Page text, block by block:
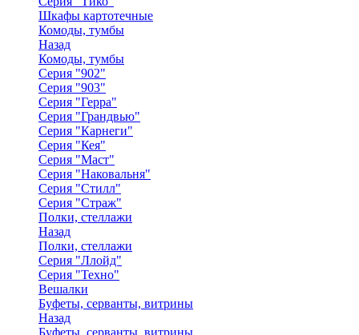
Шкафы картотечные
Комоды, тумбы
Назад
Комоды, тумбы
Серия "902"
Серия "903"
Серия "Герра"
Серия "Грандвью"
Серия "Карнеги"
Серия "Кея"
Серия "Маст"
Серия "Наковальня"
Серия "Стилл"
Серия "Страж"
Полки, стеллажи
Назад
Полки, стеллажи
Серия "Ллойд"
Серия "Техно"
Вешалки
Буфеты, серванты, витрины
Назад
Буфеты, серванты, витрины